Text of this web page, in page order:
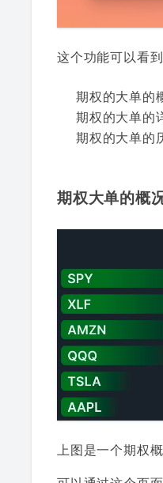
这个功能可以看
期权的大单的
期权的大单的
期权的大单的
期权大单的概
上图是一个期权